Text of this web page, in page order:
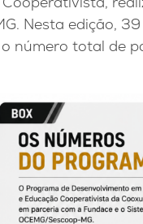
Nesta edição,
número total de